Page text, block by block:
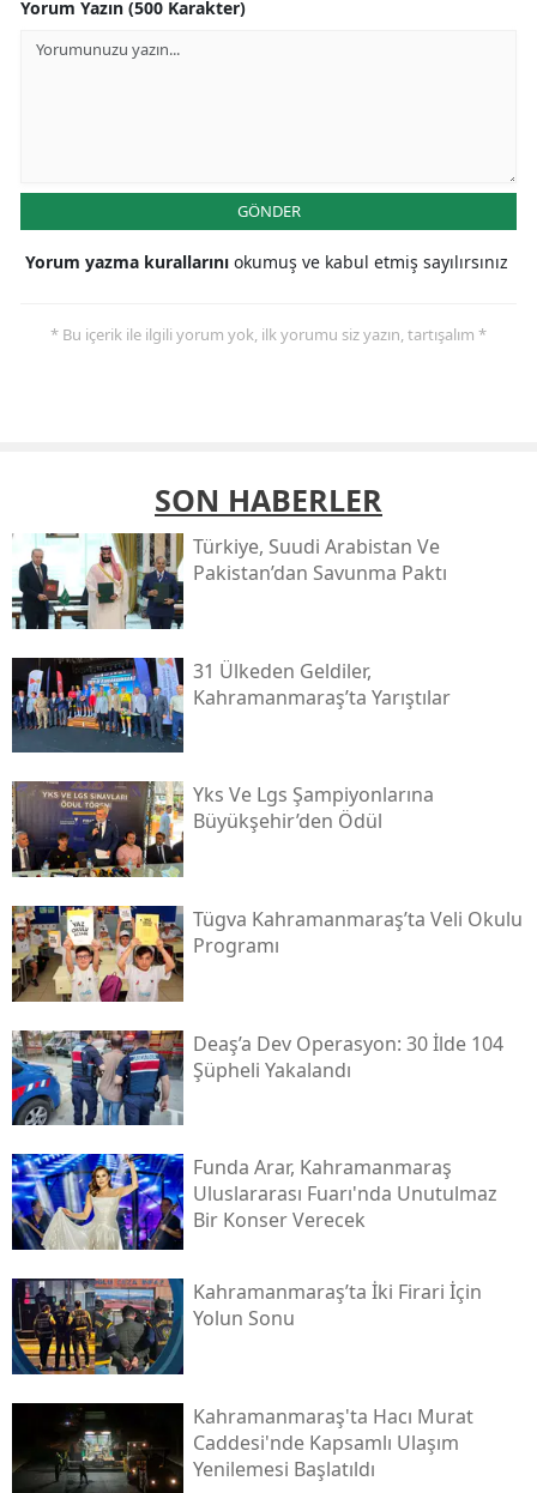
Yorum Yazın (500 Karakter)
GÖNDER
Yorum yazma kurallarını okumuş ve kabul etmiş sayılırsınız
* Bu içerik ile ilgili yorum yok, ilk yorumu siz yazın, tartışalım *
SON HABERLER
Türkiye, Suudi Arabistan Ve
Pakistan’dan Savunma Paktı
31 Ülkeden Geldiler,
Kahramanmaraş’ta Yarıştılar
Yks Ve Lgs Şampiyonlarına
Büyükşehir’den Ödül
Tügva Kahramanmaraş’ta Veli Okulu
Programı
Deaş’a Dev Operasyon: 30 İlde 104
Şüpheli Yakalandı
Funda Arar, Kahramanmaraş
Uluslararası Fuarı'nda Unutulmaz
Bir Konser Verecek
Kahramanmaraş’ta İki Firari İçin
Yolun Sonu
Kahramanmaraş'ta Hacı Murat
Caddesi'nde Kapsamlı Ulaşım
Yenilemesi Başlatıldı